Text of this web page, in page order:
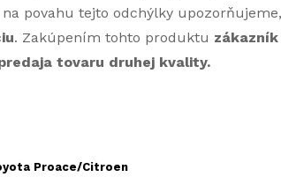
povahu tejto odchýlky
. Zakúpením tohto produktu
tovaru druhej kvality.
Proace/Citroen